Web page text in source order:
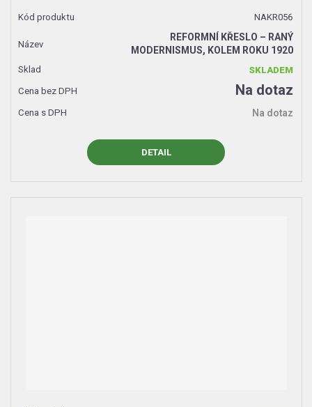
NAKR056
REFORMNÍ KŘESLO – RANÝ
MODERNISMUS, KOLEM ROKU 1920
SKLADEM
Na dotaz
Na dotaz
DETAIL